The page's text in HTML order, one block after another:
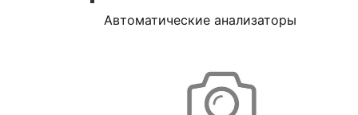
Автоматические анализаторы